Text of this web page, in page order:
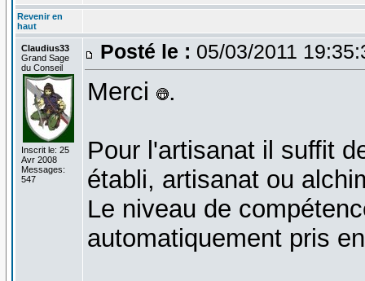
Revenir en
haut
Claudius33
Grand Sage
du Conseil
Inscrit le: 25
Avr 2008
Messages:
547
Posté le : 05/03/2011
Merci .
Pour l'artisanat il suffit
établi, artisanat ou
Le niveau de
automatiquement pris